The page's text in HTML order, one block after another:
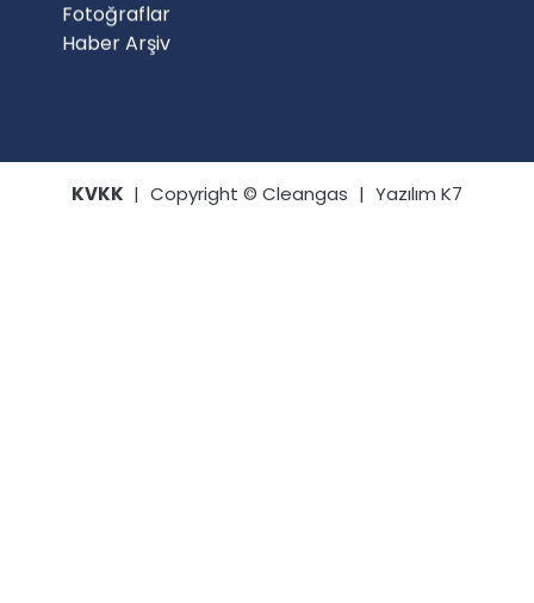
Fotoğraflar
Haber Arşiv
KVKK | Copyright © Cleangas | Yazılım K7